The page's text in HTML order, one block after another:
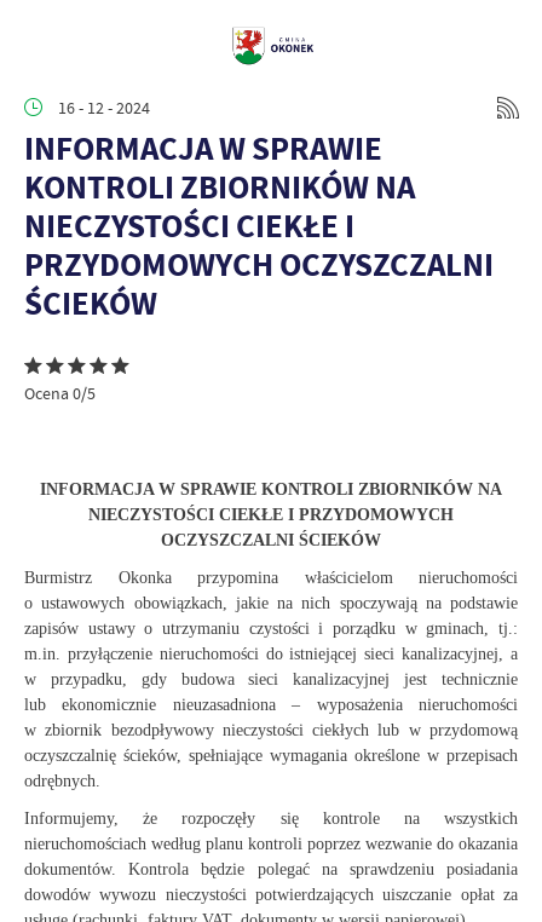
16 - 12 - 2024
INFORMACJA W SPRAWIE
KONTROLI ZBIORNIKÓW NA
NIECZYSTOŚCI CIEKŁE I
PRZYDOMOWYCH OCZYSZCZALNI
ŚCIEKÓW
Ocena 0/5
INFORMACJA W SPRAWIE KONTROLI ZBIORNIKÓW NA
NIECZYSTOŚCI CIEKŁE I PRZYDOMOWYCH
OCZYSZCZALNI ŚCIEKÓW
Burmistrz Okonka przypomina właścicielom nieruchomości
o ustawowych obowiązkach, jakie na nich spoczywają na podstawie
zapisów ustawy o utrzymaniu czystości i porządku w gminach, tj.:
m.in. przyłączenie nieruchomości do istniejącej sieci kanalizacyjnej, a
w przypadku, gdy budowa sieci kanalizacyjnej jest technicznie
lub ekonomicznie nieuzasadniona – wyposażenia nieruchomości
w zbiornik bezodpływowy nieczystości ciekłych lub w przydomową
oczyszczalnię ścieków, spełniające wymagania określone w przepisach
odrębnych.
Informujemy, że rozpoczęły się kontrole na wszystkich
nieruchomościach według planu kontroli poprzez wezwanie do okazania
dokumentów. Kontrola będzie polegać na sprawdzeniu posiadania
dowodów wywozu nieczystości potwierdzających uiszczanie opłat za